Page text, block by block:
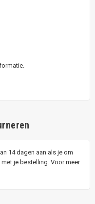
14 dagen aan als je om
je bestelling. Voor meer